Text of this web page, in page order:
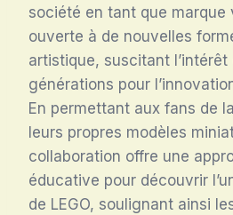
société en tant que marque
ouverte à de nouvelles
artistique, suscitant l’intérêt
générations pour
En permettant aux fans de
leurs propres modèles
collaboration offre une
éducative pour découvrir
de LEGO, soulignant ainsi